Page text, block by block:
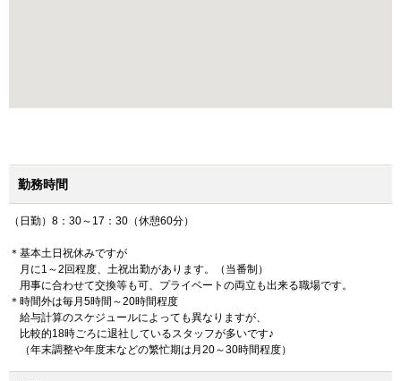
勤務時間
（日勤）8：30～17：30（休憩60分）
＊基本土日祝休みですが
月に1～2回程度、土祝出勤があります。（当番制）
用事に合わせて交換等も可、プライベートの両立も出来る職場です。
＊時間外は毎月5時間～20時間程度
給与計算のスケジュールによっても異なりますが、
比較的18時ごろに退社しているスタッフが多いです♪
（年末調整や年度末などの繁忙期は月20～30時間程度）